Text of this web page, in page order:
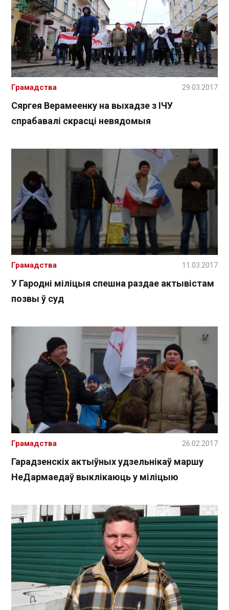
Сяргея Верамеенку на выхадзе з ІЧУ
спрабавалі скрасці невядомыя
Грамадства 29.03.2017
У Гародні міліцыя спешна раздае актывістам
позвы ў суд
Грамадства 11.03.2017
Гарадзенскіх актыўных удзельнікаў маршу
НеДармаедаў выклікаюць у міліцыю
Грамадства 26.02.2017